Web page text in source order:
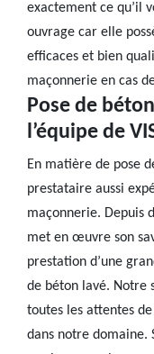
exactement ce qu’il
ouvrage car elle
efficaces et bien
maçonnerie en cas
Pose de
l’équipe de
En matière de pose
prestataire aussi
maçonnerie. Depuis
met en œuvre son
prestation d’une
de béton lavé. Notre
toutes les attentes
dans notre domaine.